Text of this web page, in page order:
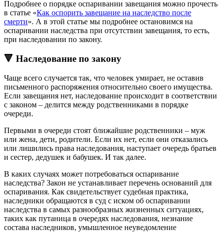
Подробнее о порядке оспаривании завещания можно прочесть
в статье «Как оспорить завещание на наследство после
смерти». А в этой статье мы подробнее остановимся на
оспаривании наследства при отсутствии завещания, то есть,
при наследовании по закону.
🔻 Наследование по закону
Чаще всего случается так, что человек умирает, не оставив
письменного распоряжения относительно своего имущества.
Если завещания нет, наследование происходит в соответствии
с законом – делится между родственниками в порядке
очереди.
Первыми в очереди стоят ближайшие родственники – муж
или жена, дети, родители. Если их нет, если они отказались
или лишились права наследования, наступает очередь братьев
и сестер, дедушек и бабушек. И так далее.
В каких случаях может потребоваться оспаривание
наследства? Закон не устанавливает перечень оснований для
оспаривания. Как свидетельствует судебная практика,
наследники обращаются в суд с иском об оспаривании
наследства в самых разнообразных жизненных ситуациях,
таких как путаница в очередях наследования, незнание
состава наследников, умышленное неуведомление